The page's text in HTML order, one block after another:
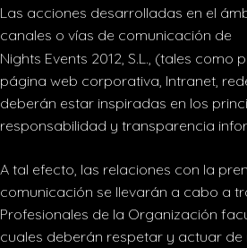
Las acciones desarrolladas en el
canales o vías de comunicación de
Nights Events 2012, S.L., (tales como
página web corporativa, Intranet,
deberán estar inspiradas en los
responsabilidad y transparencia
A tal efecto, las relaciones con la
comunicación se llevarán a cabo a
Profesionales de la Organización
cuales deberán respetar y actuar